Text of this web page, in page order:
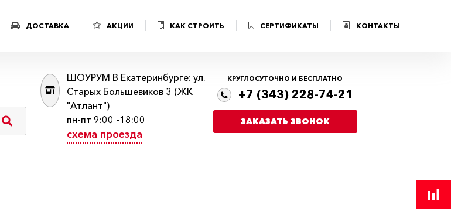
ДОСТАВКА АКЦИИ КАК СТРОИТЬ СЕРТИФИКАТЫ КОНТАКТЫ
ШОУРУМ В Екатеринбурге: ул.
Старых Большевиков 3 (ЖК
"Атлант")
пн-пт 9:00 -18:00
схема проезда
КРУГЛОСУТОЧНО И БЕСПЛАТНО
+7 (343) 228-74-21
ЗАКАЗАТЬ ЗВОНОК